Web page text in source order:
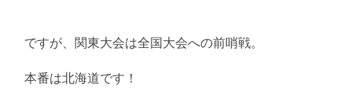
ですが、関東大会は全国大会への前哨戦。
本番は北海道です！